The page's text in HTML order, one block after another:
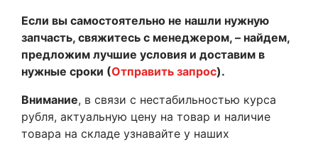
Если вы самостоятельно не нашли нужную
запчасть, свяжитесь с менеджером, – найдем,
предложим лучшие условия и доставим в
нужные сроки (Отправить запрос).
Внимание, в связи с нестабильностью курса
рубля, актуальную цену на товар и наличие
товара на складе узнавайте у наших